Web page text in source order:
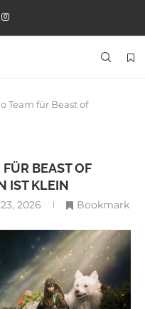
Team für Beast of
BEAST OF
IST KLEIN
2026 Bookmark